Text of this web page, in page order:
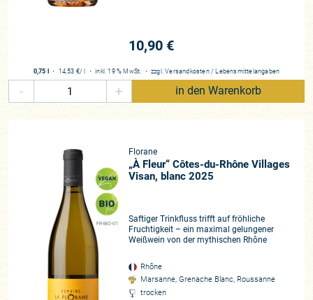
10,90 €
0,75 l ・ 14,53 €/ l ・inkl. 19 % MwSt. ・ zzgl.Versandkosten / Lebensmittelangaben
- + in den Warenkorb
FR-BIO-01
Florane
„À Fleur“ Côtes-du-Rhône Villages
Visan, blanc 2025
Saftiger Trinkfluss trifft auf fröhliche
Fruchtigkeit – ein maximal gelungener
Weißwein von der mythischen Rhône
Rhône
Marsanne, Grenache Blanc, Roussanne
trocken